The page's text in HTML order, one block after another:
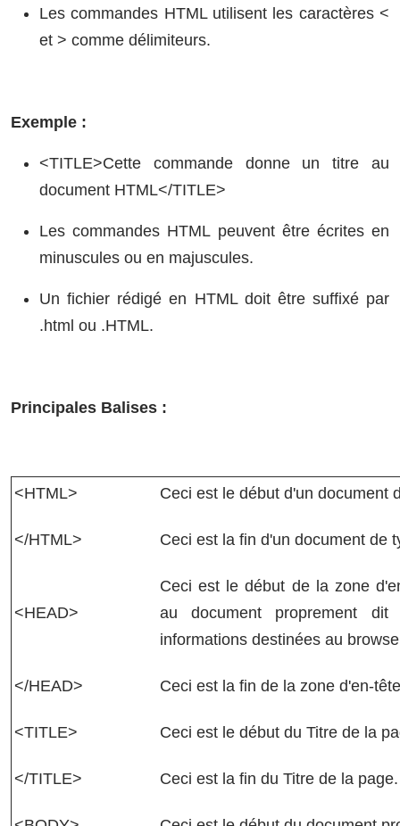
Les commandes HTML utilisent les caractères <
et > comme délimiteurs.
Exemple :
<TITLE>Cette commande donne un titre au
document HTML</TITLE>
Les commandes HTML peuvent être écrites en
minuscules ou en majuscules.
Un fichier rédigé en HTML doit être suffixé par
.html ou .HTML.
Principales Balises :
<HTML> Ceci est le début d'un document
</HTML> Ceci est la fin d'un document de
<HEAD>
Ceci est le début de la zone
au document proprement dit
informations destinées au
</HEAD> Ceci est la fin de la zone d'en-
<TITLE> Ceci est le début du Titre de la
</TITLE> Ceci est la fin du Titre de la page.